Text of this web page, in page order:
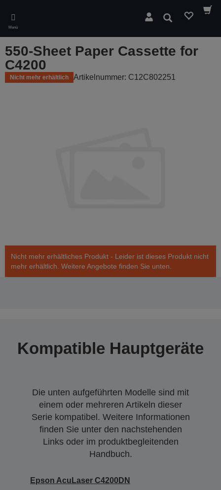
main
content
Menü
Suchen
550-Sheet Paper Cassette for
C4200
Nicht mehr erhältlich Artikelnummer: C12C802251
Nicht mehr erhältliches Produkt - Leider ist dieses Produkt nicht
mehr erhältlich. Weitere Angebote finden Sie unten.
Kompatible Hauptgeräte
Die unten aufgeführten Modelle sind mit
einem oder mehreren Artikeln dieser
Serie kompatibel. Weitere Informationen
finden Sie unter den nachstehenden
Links oder im produktbegleitenden
Handbuch.
Epson AcuLaser C4200DN